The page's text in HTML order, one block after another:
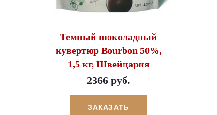
Темный шоколадный
кувертюр Bourbon 50%,
1,5 кг, Швейцария
2366 руб.
ЗАКАЗАТЬ